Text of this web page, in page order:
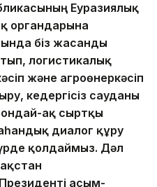
Еуразиялық
органдарына
біз жасанды
логистикалық
және агроөнеркәсіп
кедергісіз сауданы
ақ сыртқы
диалог құру
қолдаймыз. Дәл
Қасым-